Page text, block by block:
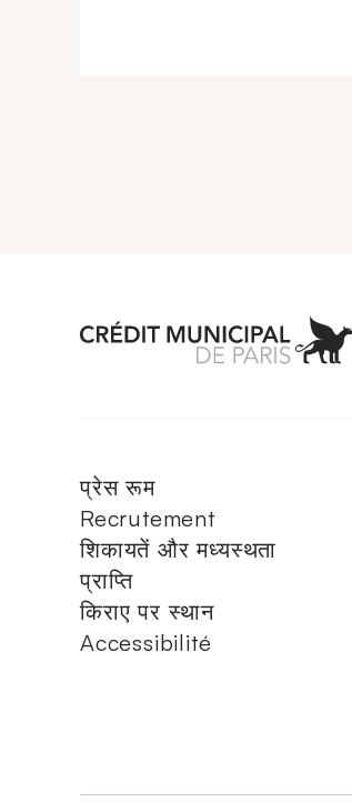
प्रेस रूम
Recrutement
शिकायतें और मध्यस्थता
प्राप्ति
किराए पर स्थान
Accessibilité